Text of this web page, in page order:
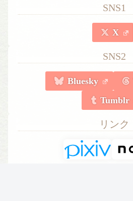
SNS1
X
SNS2
Bluesky
Tumblr
リンク